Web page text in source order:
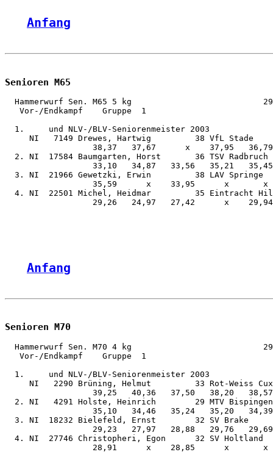
Anfang
Senioren M65
Hammerwurf Sen. M65 5 kg
   Vor-/Endkampf    Gruppe  1
  1.     und NLV-/BLV-Seniorenmeister 2003
NI   7149 Drewes, Hartwig         38 VfL Stade
38,37   37,67      x    37,95
2. NI  17584 Baumgarten, Horst       36 TSV Radbruch
33,10   34,87   33,56   35,21
3. NI  21966 Gewetzki, Erwin         38 LAV Springe
35,59      x    33,95      x       x
4. NI  22501 Michel, Heidmar         35 Eintracht
29,26   24,97   27,42      x
Anfang
Senioren M70
Hammerwurf Sen. M70 4 kg
   Vor-/Endkampf    Gruppe  1
  1.     und NLV-/BLV-Seniorenmeister 2003
NI   2290 Brüning, Helmut         33 Rot-Weiss
39,25   40,36   37,50   38,20
2. NI   4291 Holste, Heinrich        29 MTV
35,10   34,46   35,24   35,20
3. NI  18232 Bielefeld, Ernst        32 SV Brake
29,23   27,97   28,88   29,76
4. NI  27746 Christopheri, Egon      32 SV Holtland
28,91      x    28,85      x       x